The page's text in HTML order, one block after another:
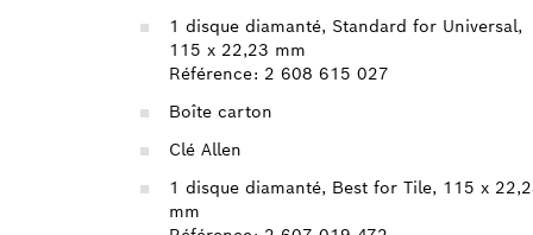
1 disque diamanté, Standard for Universal,
115 x 22,23 mm
Référence: 2 608 615 027
Boîte carton
Clé Allen
1 disque diamanté, Best for Tile, 115 x
mm